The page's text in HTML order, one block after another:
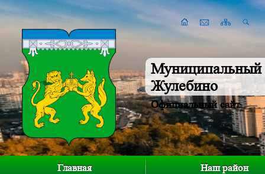
Муниципальный
Жулебино
Официальный сайт
Главная Наш район